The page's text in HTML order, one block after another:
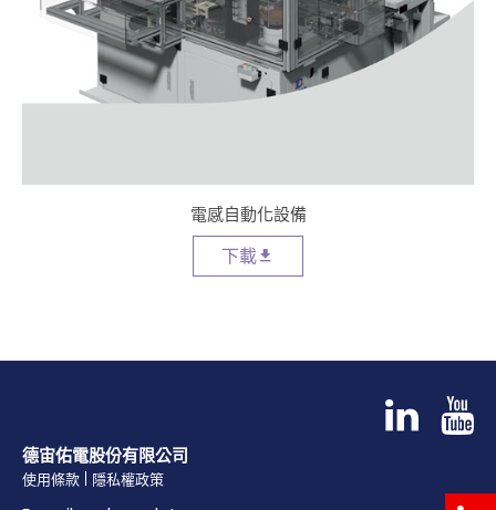
電感自動化設備
下載
德宙佑電股份有限公司
使用條款 隱私權政策